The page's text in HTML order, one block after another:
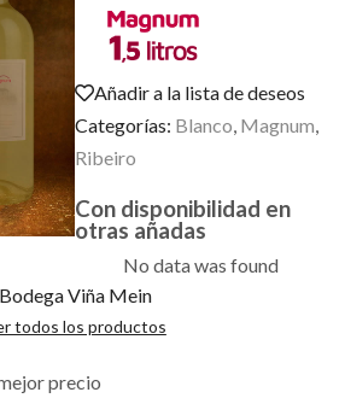
Añadir a la lista de deseos
Categorías: Blanco, Magnum,
Ribeiro
Con disponibilidad en
otras añadas
No data was found
Bodega Viña Mein
todos los productos
precio